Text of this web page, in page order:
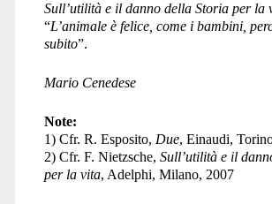
Sull’utilità e il danno della Storia per la
“L’animale è felice, come i bambini,
subito”.
Mario Cenedese
Note:
1) Cfr. R. Esposito, Due, Einaudi,
2) Cfr. F. Nietzsche, Sull’utilità e il
per la vita, Adelphi, Milano, 2007